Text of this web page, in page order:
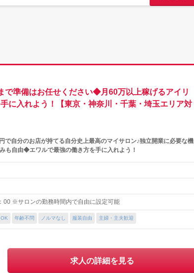
準備はお任せください◆月60万以上稼げるアイリ
に入れよう！【東京・神奈川・千葉・埼玉エリア対
で自分のお店が持てる自分史上最高のマイサロン♪独立開業に必要な機
も自由◆エワルで最強の働き方を手に入れよう！
00 ※サロンの勤務時間内で自由に設定可能
OK 年齢不問 ノルマなし 服装自由 主婦・主夫歓迎
求人の詳細を見る